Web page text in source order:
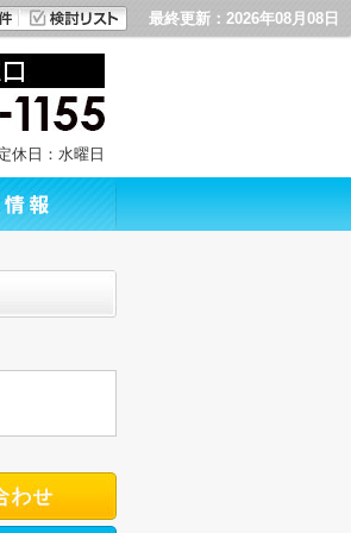
最終更新：2026年08月08日
日：水曜日